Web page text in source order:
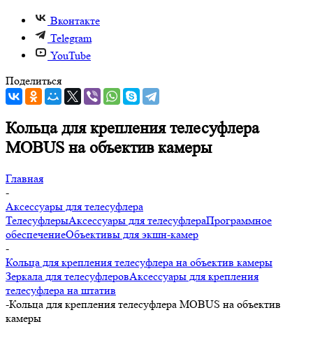
Вконтакте
Telegram
YouTube
Поделиться
Кольца для крепления телесуфлера
MOBUS на объектив камеры
Главная
-
Аксессуары для телесуфлера
ТелесуфлерыАксессуары для телесуфлераПрограммное
обеспечениеОбъективы для экшн-камер
-
Кольца для крепления телесуфлера на объектив камеры
Зеркала для телесуфлеровАксессуары для крепления
телесуфлера на штатив
-Кольца для крепления телесуфлера MOBUS на объектив
камеры